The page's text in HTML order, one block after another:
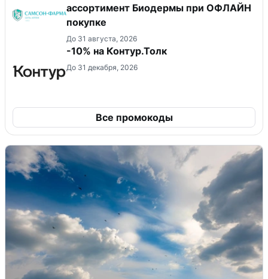
ассортимент Биодермы при ОФЛАЙН
покупке
До 31 августа, 2026
-10% на Контур.Толк
До 31 декабря, 2026
Все промокоды